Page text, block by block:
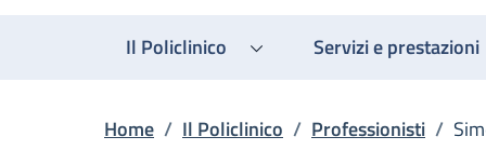
Il Policlinico Servizi e prestazioni
Briciole di pane
Home / Il Policlinico / Professionisti /